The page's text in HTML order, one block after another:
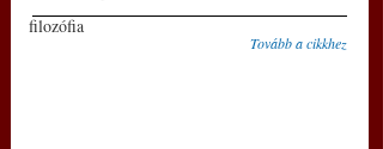
filozófia
Tovább a cikkhez